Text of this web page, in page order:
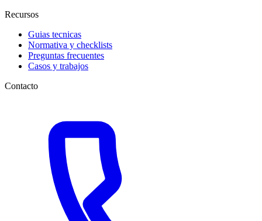
Recursos
Guias tecnicas
Normativa y checklists
Preguntas frecuentes
Casos y trabajos
Contacto